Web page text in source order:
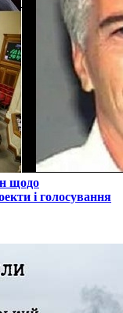
щодо
і голосування